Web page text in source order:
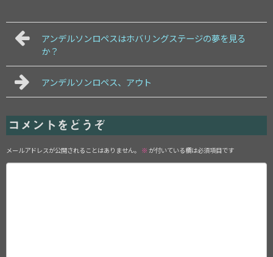
アンデルソンロペスはホバリングステージの夢を見る
か？
アンデルソンロペス、アウト
コメントをどうぞ
メールアドレスが公開されることはありません。 ※ が付いている欄は必須項目です